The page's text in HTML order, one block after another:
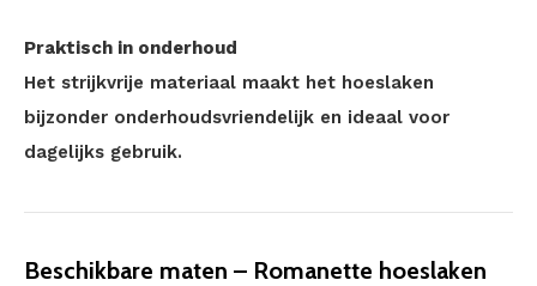
Praktisch in onderhoud
Het strijkvrije materiaal maakt het hoeslaken
bijzonder onderhoudsvriendelijk en ideaal voor
dagelijks gebruik.
Beschikbare maten – Romanette hoeslaken